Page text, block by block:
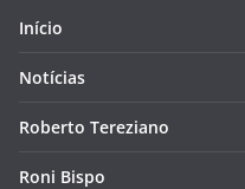
Início
Notícias
Roberto Tereziano
Roni Bispo